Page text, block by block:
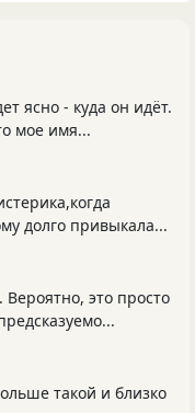
ясно - куда он идёт.
мое имя...
долго привыкала...
Вероятно, это просто
такой и близко